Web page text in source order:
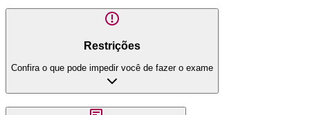
Restrições
Confira o que pode impedir você de fazer o exame